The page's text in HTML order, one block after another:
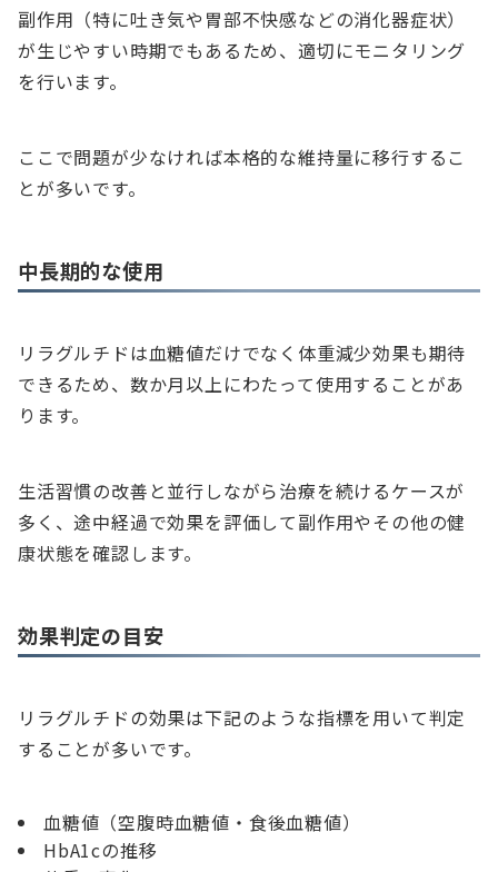
副作用（特に吐き気や胃部不快感などの消化器症状）
が生じやすい時期でもあるため、適切にモニタリング
を行います。
ここで問題が少なければ本格的な維持量に移行するこ
とが多いです。
中長期的な使用
リラグルチドは血糖値だけでなく体重減少効果も期待
できるため、数か月以上にわたって使用することがあ
ります。
生活習慣の改善と並行しながら治療を続けるケースが
多く、途中経過で効果を評価して副作用やその他の健
康状態を確認します。
効果判定の目安
リラグルチドの効果は下記のような指標を用いて判定
することが多いです。
血糖値（空腹時血糖値・食後血糖値）
HbA1cの推移